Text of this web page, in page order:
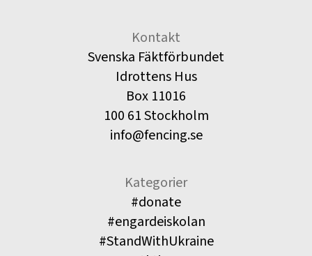
Kontakt
Svenska Fäktförbundet
Idrottens Hus
Box 11016
100 61 Stockholm
info@fencing.se
Kategorier
#donate
#engardeiskolan
#StandWithUkraine